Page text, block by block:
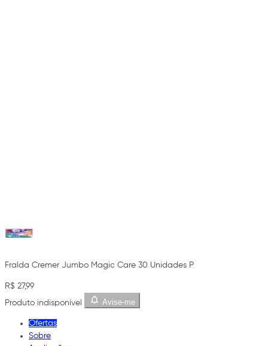
Fralda Cremer Jumbo Magic Care 30 Unidades P
R$ 27,99
Produto indisponível
Avise-me
Ofertas
Sobre